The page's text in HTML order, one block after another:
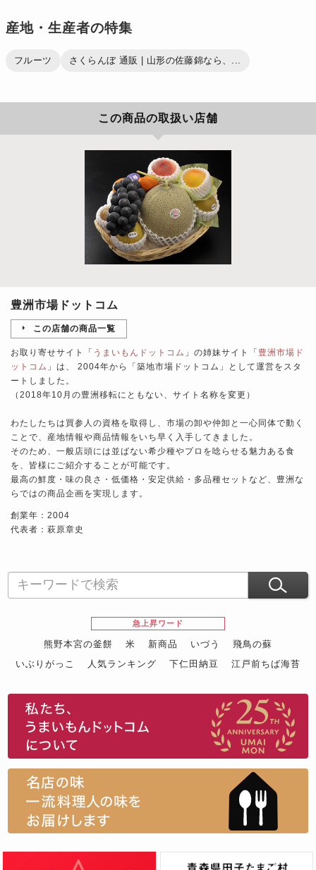
産地・生産者の特集
フルーツ さくらんぼ 通販 | 山形の佐藤錦なら、...
この商品の取扱い店舗
豊洲市場ドットコム
この店舗の商品一覧
お取り寄せサイト「 うまいもんドットコム 」の姉妹サイト「 豊洲市場ド
ットコム 」は、 2004年から「築地市場ドットコム」として運営をスタ
ートしました。
（2018年10月の豊洲移転にともない、サイト名称を変更）
わたしたちは買参人の資格を取得し、市場の卸や仲卸と一心同体で動く
ことで、産地情報や商品情報をいち早く入手してきました。
そのため、一般店頭には並ばない希少種やプロを唸らせる魅力ある食
を、皆様にご紹介することが可能です。
最高の鮮度・味の良さ・低価格・安定供給・多品種セットなど、豊洲な
らではの商品企画を実現します。
創業年：2004
代表者：萩原章史
急上昇ワード
熊野本宮の釜餅 米 新商品 いづう
飛鳥の蘇
いぶりがっこ
人気ランキング 下仁田納豆
江戸前ちば海苔